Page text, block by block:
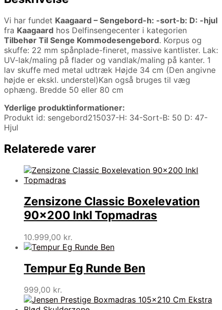
Vi har fundet Kaagaard – Sengebord-h: -sort-b: D: -hjul
fra Kaagaard hos Delfinsengecenter i kategorien
Tilbehør Til Senge Kommodesengebord. Korpus og
skuffe: 22 mm spånplade-fineret, massive kantlister. Lak:
UV-lak/maling på flader og vandlak/maling på kanter. 1
lav skuffe med metal udtræk Højde 34 cm (Den angivne
højde er ekskl. understel)Kan også bruges til væg
ophæng. Bredde 50 eller 80 cm
Yderlige produktinformationer:
Produkt id: sengebord215037-H: 34-Sort-B: 50 D: 47-
Hjul
Relaterede varer
Zensizone Classic Boxelevation
90×200 Inkl Topmadras
10.999,00 kr.
Tempur Eg Runde Ben
999,00 kr.